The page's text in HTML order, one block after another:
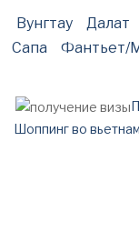
Вунгтау Далат
Сапа
Фантьет/
Шоппинг во